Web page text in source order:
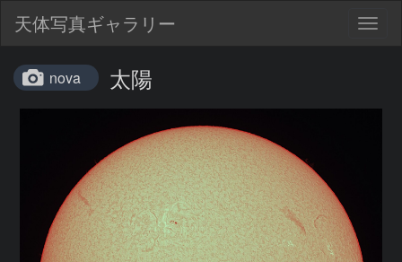
天体写真ギャラリー
nova 太陽